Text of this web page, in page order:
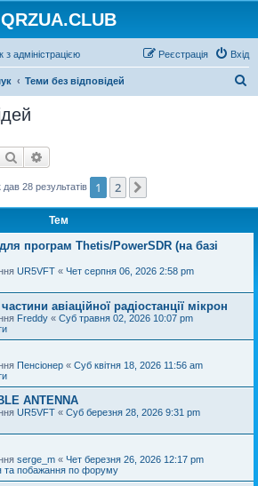
QRZUA.CLUB
з адміністрацією Вхід
Реєстрація
Теми без відповідей
Пошук
28 результатів 1 2
Тем
програм Thetis/PowerSDR (на базі
UR5VFT « Чет серпня 06, 2026 2:58 pm
авіаційної радіостанції мікрон
Freddy « Суб травня 02, 2026 10:07 pm
Пенсіонер « Суб квітня 18, 2026 11:56 am
ANTENNA
UR5VFT « Суб березня 28, 2026 9:31 pm
serge_m « Чет березня 26, 2026 12:17 pm
та побажання по форуму